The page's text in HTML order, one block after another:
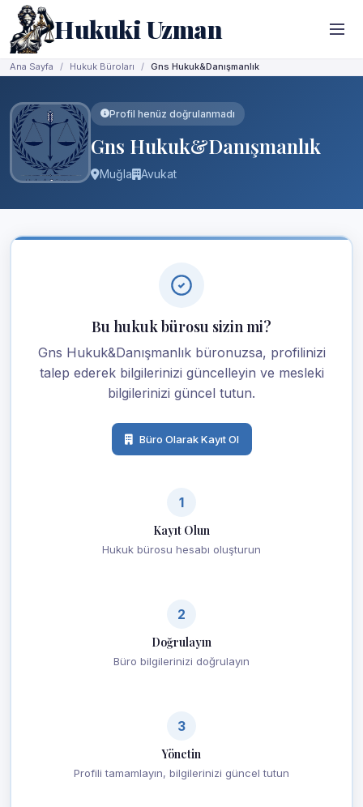
Hukuki Uzman
Ana Sayfa Hukuk Büroları Gns Hukuk&Danışmanlık
Profil henüz doğrulanmadı
Gns Hukuk&Danışmanlık
Muğla Avukat
Bu hukuk bürosu sizin mi?
Gns Hukuk&Danışmanlık büronuzsa, profilinizi
talep ederek bilgilerinizi güncelleyin ve mesleki
bilgilerinizi güncel tutun.
Büro Olarak Kayıt Ol
1
Kayıt Olun
Hukuk bürosu hesabı oluşturun
2
Doğrulayın
Büro bilgilerinizi doğrulayın
3
Yönetin
Profili tamamlayın, bilgilerinizi güncel tutun